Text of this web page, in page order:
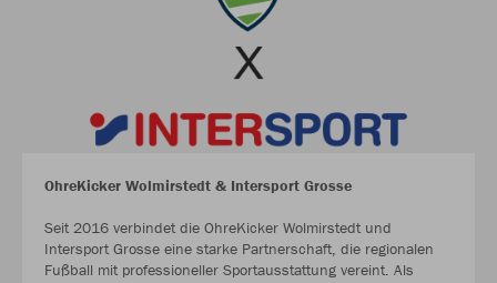
OhreKicker Wolmirstedt & Intersport Grosse
Seit 2016 verbindet die OhreKicker Wolmirstedt und
Intersport Grosse eine starke Partnerschaft, die regionalen
Fußball mit professioneller Sportausstattung vereint. Als